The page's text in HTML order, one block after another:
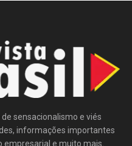
sensacionalismo e viés
informações importantes
empresarial e muito mais.